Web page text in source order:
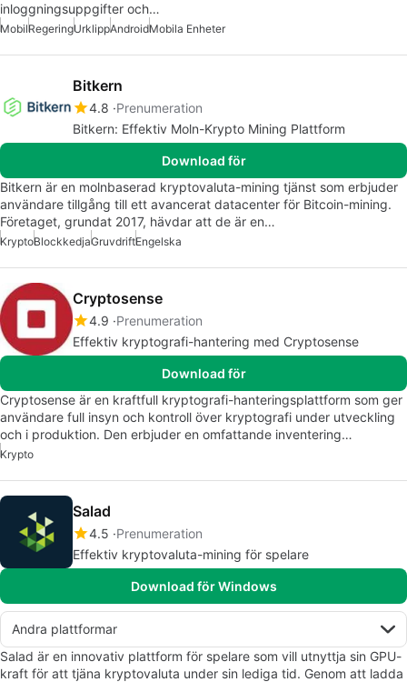
inloggningsuppgifter och…
MobilRegeringUrklippAndroidMobila Enheter
Bitkern
4.8 Prenumeration
Bitkern: Effektiv Moln-Krypto Mining Plattform
Download för
Bitkern är en molnbaserad kryptovaluta-mining tjänst som erbjuder
användare tillgång till ett avancerat datacenter för Bitcoin-mining.
Företaget, grundat 2017, hävdar att de är en…
KryptoBlockkedjaGruvdriftEngelska
Cryptosense
4.9 Prenumeration
Effektiv kryptografi-hantering med Cryptosense
Download för
Cryptosense är en kraftfull kryptografi-hanteringsplattform som ger
användare full insyn och kontroll över kryptografi under utveckling
och i produktion. Den erbjuder en omfattande inventering…
Krypto
Salad
4.5 Prenumeration
Effektiv kryptovaluta-mining för spelare
Download för Windows
Andra plattformar
Salad är en innovativ plattform för spelare som vill utnyttja sin GPU-
kraft för att tjäna kryptovaluta under sin lediga tid. Genom att ladda